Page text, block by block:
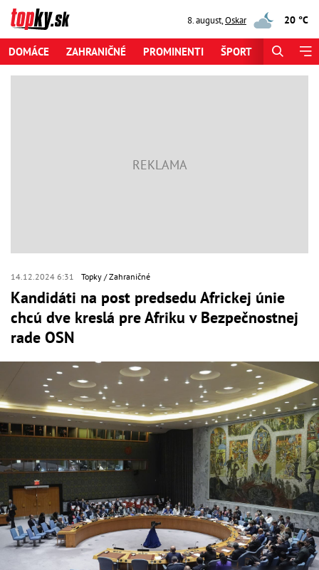
8. august,Oskar 20 °C
DOMÁCE ZAHRANIČNÉ PROMINENTI ŠPORT
14.12.2024 6:31 Topky Zahraničné
Kandidáti na post predsedu Africkej únie
chcú dve kreslá pre Afriku v Bezpečnostnej
rade OSN